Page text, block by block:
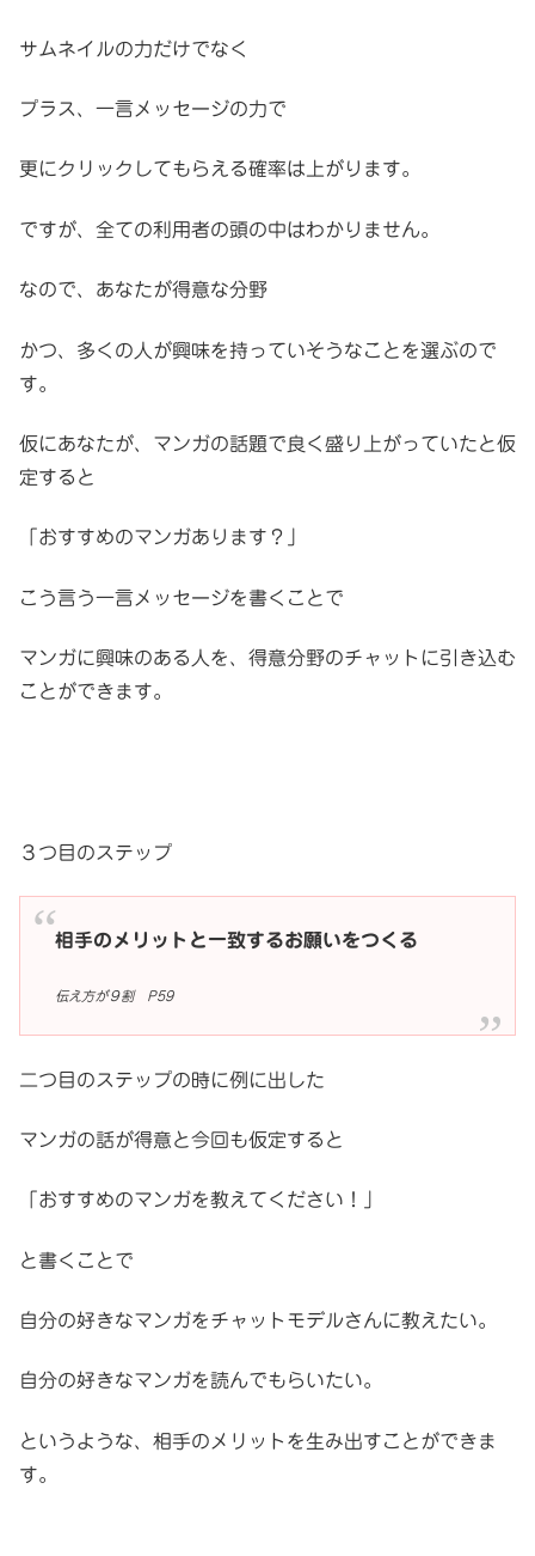
サムネイルの力だけでなく
プラス、一言メッセージの力で
更にクリックしてもらえる確率は上がります。
ですが、全ての利用者の頭の中はわかりません。
なので、あなたが得意な分野
かつ、多くの人が興味を持っていそうなことを選ぶので
す。
仮にあなたが、マンガの話題で良く盛り上がっていたと仮
定すると
「おすすめのマンガあります？」
こう言う一言メッセージを書くことで
マンガに興味のある人を、得意分野のチャットに引き込む
ことができます。
３つ目のステップ
相手のメリットと一致するお願いをつくる
伝え方が９割 P59
二つ目のステップの時に例に出した
マンガの話が得意と今回も仮定すると
「おすすめのマンガを教えてください！」
と書くことで
自分の好きなマンガをチャットモデルさんに教えたい。
自分の好きなマンガを読んでもらいたい。
というような、相手のメリットを生み出すことができま
す。